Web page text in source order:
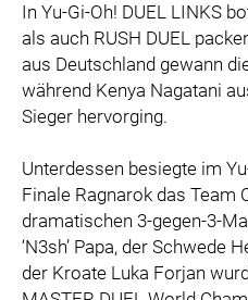
In Yu-Gi-Oh! DUEL LINKS
als auch RUSH DUEL
aus Deutschland gewann
während Kenya Nagatani
Sieger hervorging.
Unterdessen besiegte im
Finale Ragnarok das Team
dramatischen 3-gegen-3-
‘N3sh’ Papa, der Schwede
der Kroate Luka Forjan